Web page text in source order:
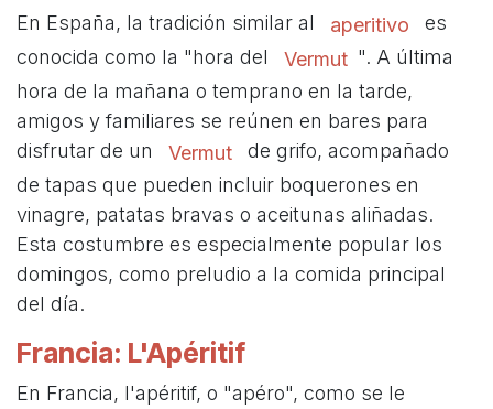
En España, la tradición similar al aperitivo
es
conocida como la "hora del
Vermut ". A última
hora de la mañana o temprano en la tarde,
amigos y familiares se reúnen en bares para
disfrutar de un
Vermut
de grifo, acompañado
de tapas que pueden incluir boquerones en
vinagre, patatas bravas o aceitunas aliñadas.
Esta costumbre es especialmente popular los
domingos, como preludio a la comida principal
del día.
Francia: L'Apéritif
En Francia, l'apéritif, o "apéro", como se le